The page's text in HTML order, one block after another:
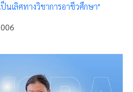
นเลิศทางวิชาการอาชีวศึกษา"